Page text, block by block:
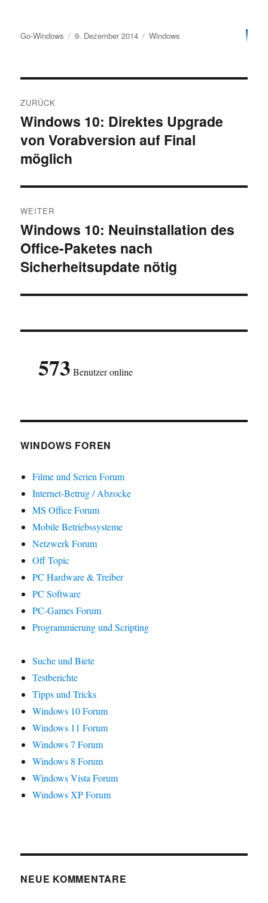
Autor
Go-Windows
Veröffentlicht
9. Dezember 2014 Kategorien
Windows
ZURÜCK
Vorheriger
Beitrag:
Windows 10: Direktes Upgrade
von Vorabversion auf Final
möglich
WEITER
Nächster
Beitrag:
Windows 10: Neuinstallation des
Office-Paketes nach
Sicherheitsupdate nötig
573 Benutzer online
WINDOWS FOREN
Filme und Serien Forum
Internet-Betrug / Abzocke
MS Office Forum
Mobile Betriebssysteme
Netzwerk Forum
Off Topic
PC Hardware & Treiber
PC Software
PC-Games Forum
Programmierung und Scripting
Suche und Biete
Testberichte
Tipps und Tricks
Windows 10 Forum
Windows 11 Forum
Windows 7 Forum
Windows 8 Forum
Windows Vista Forum
Windows XP Forum
NEUE KOMMENTARE